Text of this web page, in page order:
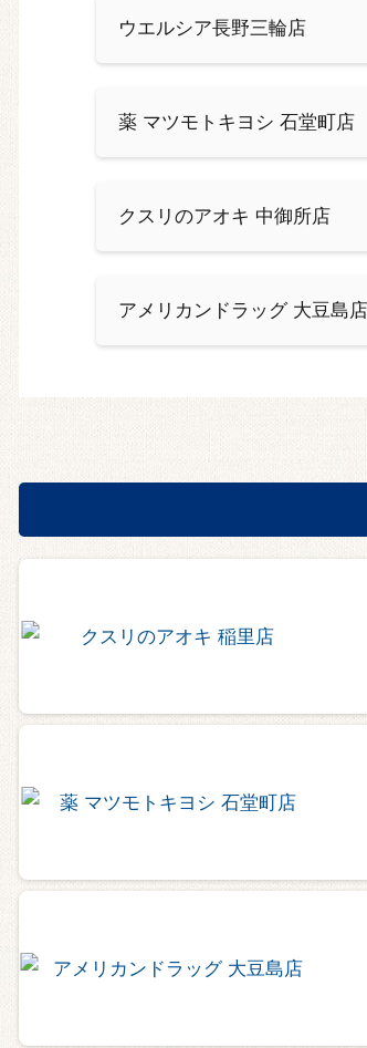
ウエルシア長野三輪店
薬 マツモトキヨシ 石堂町店
クスリのアオキ 中御所店
アメリカンドラッグ 大豆島店